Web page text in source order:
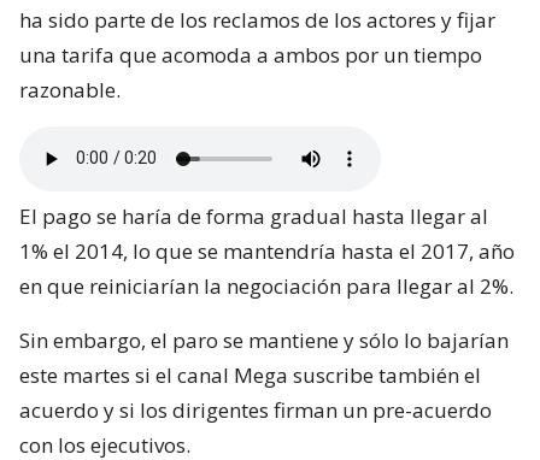
ha sido parte de los reclamos de los actores y fijar
una tarifa que acomoda a ambos por un tiempo
razonable.
El pago se haría de forma gradual hasta llegar al
1% el 2014, lo que se mantendría hasta el 2017, año
en que reiniciarían la negociación para llegar al 2%.
Sin embargo, el paro se mantiene y sólo lo bajarían
este martes si el canal Mega suscribe también el
acuerdo y si los dirigentes firman un pre-acuerdo
con los ejecutivos.